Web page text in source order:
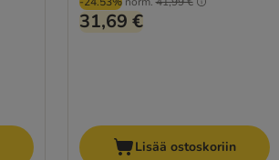
31,69 €
Lisää ostoskoriin